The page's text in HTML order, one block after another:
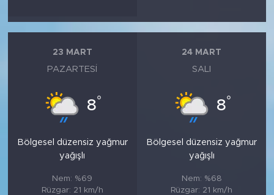
23 MART
PAZARTESI
8°
Bölgesel düzensiz yağmur
yağışlı
Nem: %69
Rüzgar: 21 km/h
24 MART
SALI
8°
Bölgesel düzensiz yağmur
yağışlı
Nem: %68
Rüzgar: 21 km/h